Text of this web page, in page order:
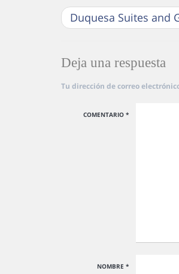
Duquesa Suites and
Deja una respuesta
Tu dirección de correo
COMENTARIO *
NOMBRE *